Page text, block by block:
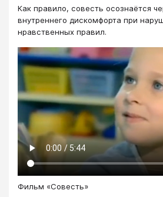
Как правило, совесть осознаётся
внутреннего дискомфорта при
нравственных правил.
Фильм «Совесть»